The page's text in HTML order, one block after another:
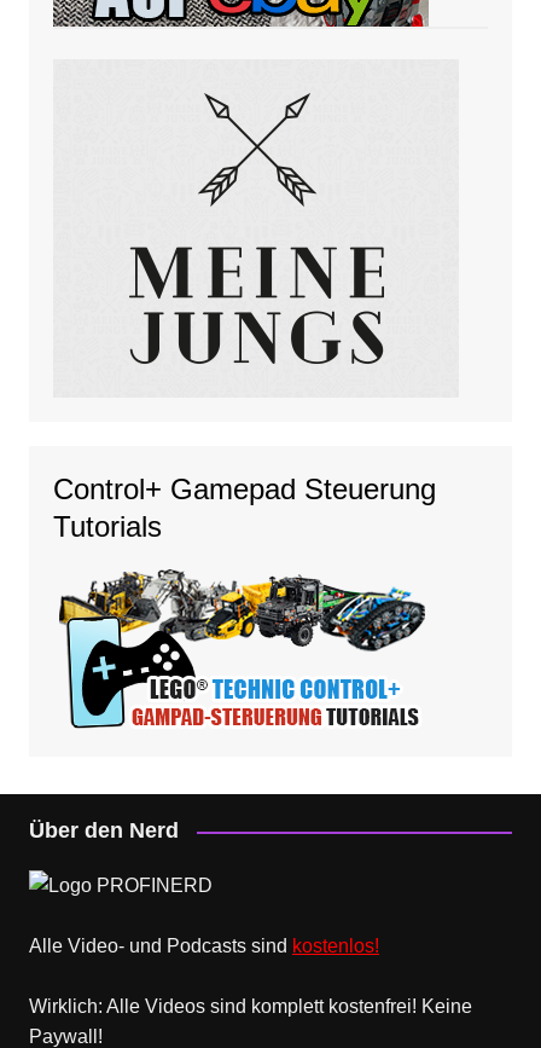
Control+ Gamepad Steuerung
Tutorials
Über den Nerd
Alle Video- und Podcasts sind kostenlos!
Wirklich: Alle Videos sind komplett kostenfrei! Keine
Paywall!